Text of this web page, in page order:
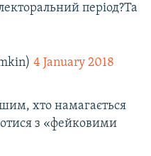
період?Та
4 January 2018
хто намагається
з «фейковими